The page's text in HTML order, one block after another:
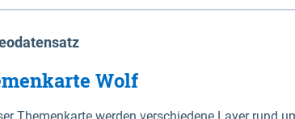
Art erhält die Eigenschaft eines
Wolf